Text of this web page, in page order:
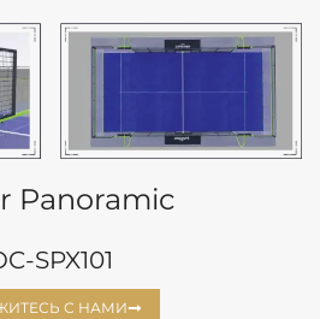
Panoramic
SPX101
С НАМИ